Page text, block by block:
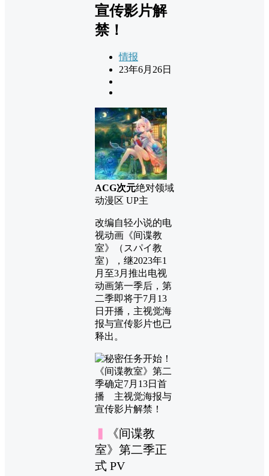
宣传影片解
禁！
情报
23年6月26日
ACG次元绝对领域
动漫区 UP主
改编自轻小说的电
视动画《间谍教
室》（スパイ教
室），继2023年1
月至3月推出电视
动画第一季后，第
二季即将于7月13
日开播，主视觉海
报与宣传影片也已
释出。
《间谍教
室》第二季正
式 PV